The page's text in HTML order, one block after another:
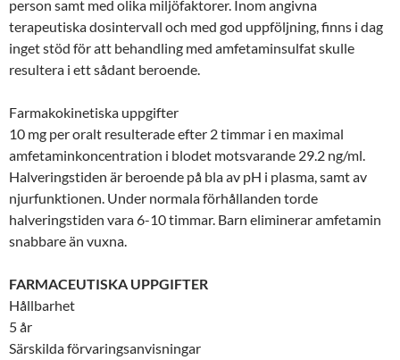
person samt med olika miljöfaktorer. Inom angivna
terapeutiska dosintervall och med god uppföljning, finns i dag
inget stöd för att behandling med amfetaminsulfat skulle
resultera i ett sådant beroende.
Farmakokinetiska uppgifter
10 mg per oralt resulterade efter 2 timmar i en maximal
amfetaminkoncentration i blodet motsvarande 29.2 ng/ml.
Halveringstiden är beroende på bla av pH i plasma, samt av
njurfunktionen. Under normala förhållanden torde
halveringstiden vara 6-10 timmar. Barn eliminerar amfetamin
snabbare än vuxna.
FARMACEUTISKA UPPGIFTER
Hållbarhet
5 år
Särskilda förvaringsanvisningar